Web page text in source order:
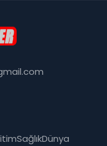
SağlıkDünya